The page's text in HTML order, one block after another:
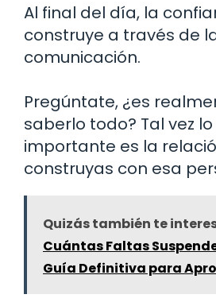
Al final del día, la
construye a través de
comunicación.
Pregúntate, ¿es
saberlo todo? Tal vez
importante es la
construyas con esa
Quizás también te
Cuántas Faltas
Guía Definitiva para